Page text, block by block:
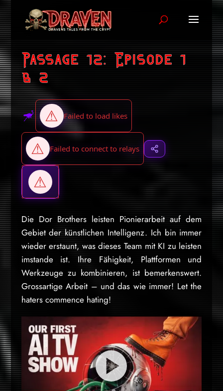
Passage 12: Episode 1
& 2
Die Dor Brothers leisten Pionierarbeit auf dem
Gebiet der künstlichen Intelligenz. Ich bin immer
wieder erstaunt, was dieses Team mit KI zu leisten
imstande ist. Ihre Fähigkeit, Plattformen und
Werkzeuge zu kombinieren, ist bemerkenswert.
Grossartige Arbeit – und das wie immer! Let the
haters commence hating!